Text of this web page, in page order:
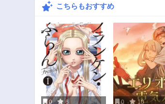
こちらもおすすめ
0 6 0 10